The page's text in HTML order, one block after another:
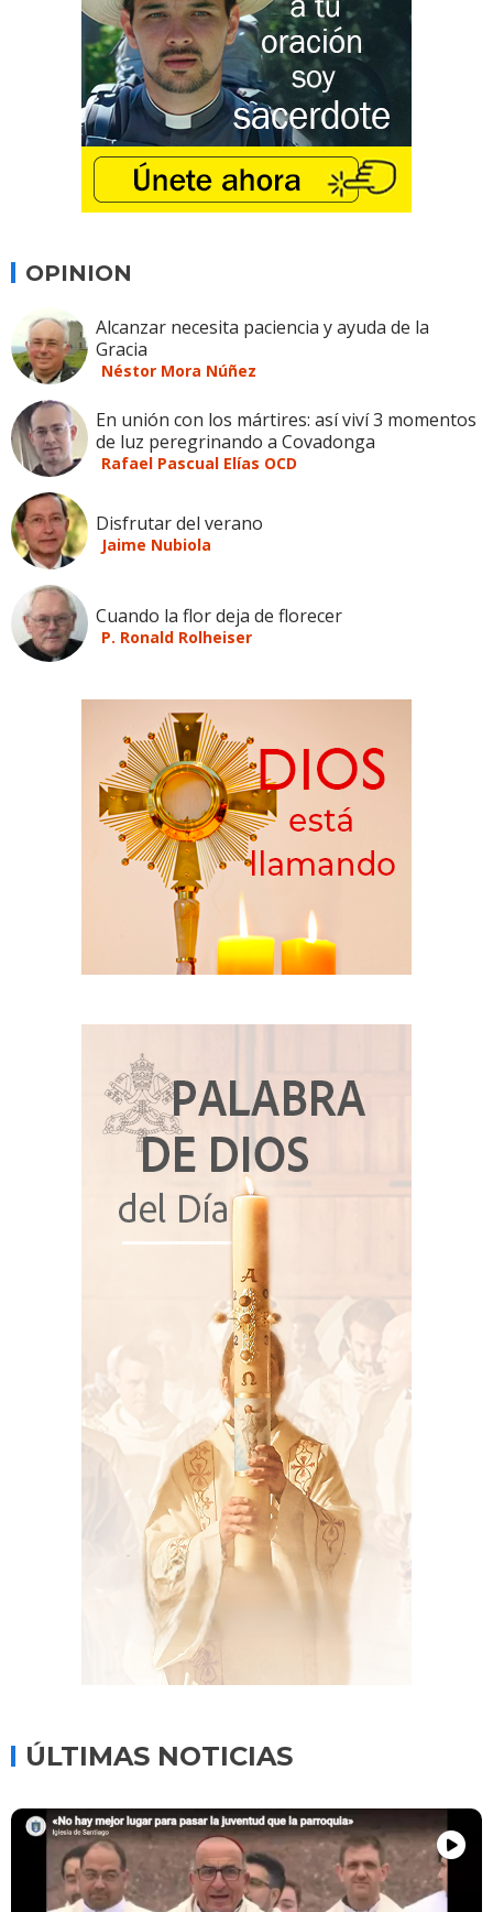
OPINION
Alcanzar necesita paciencia y ayuda de la
Gracia
Néstor Mora Núñez
En unión con los mártires: así viví 3 momentos
de luz peregrinando a Covadonga
Rafael Pascual Elías OCD
Disfrutar del verano
Jaime Nubiola
Cuando la flor deja de florecer
P. Ronald Rolheiser
ÚLTIMAS NOTICIAS